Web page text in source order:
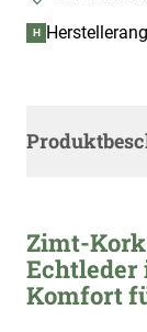
H
Zimt-
Echtleder
Komfort